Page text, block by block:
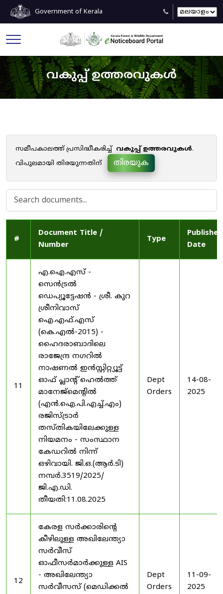
Government of Kerala
വകുപ്പ് ഉത്തരവുകൾ
സമീപകാലത്ത് പ്രസിദ്ധീകരിച്ച് വകുപ്പ് ഉത്തരവുകൾ.
വിപുലമായി തിരയുന്നതിന്
തിരയുക
#
Document Title /
Number
Type
Published
Date
11
എ.ഐ.എസ് -
സെൻട്രൽ
ഡെപ്യൂട്ടേഷൻ - ശ്രീ. കുറ
ശ്രീനിവാസ്
ഐ.എഫ്.എസ്
(കെ.എൽ-2015) -
ഹൈദരാബാദിലെ
രാജേന്ദ്ര നഗറിൽ
നാഷണൽ ഇൻസ്റ്റിറ്റ്യൂട്ട്
ഓഫ് പ്ലാന്റ് ഹെൽത്ത്
മാനേജ്‌മെന്റിൽ
(എൻ.ഐ.പി.എച്ച്.എം)
രജിസ്ട്രാർ
തസ്തികയിലേക്കുള്ള
നിയമനം - സംസ്ഥാന
കേഡറിൽ നിന്ന്
ഒഴിവായി. ജി.ഒ.(ആർ.ടി)
നമ്പർ.3519/2025/
ജി.എ.ഡി.
തീയതി:11.08.2025
Dept
Orders
14-08-
2025
12
കേരള സർക്കാരിന്റെ
കീഴിലുള്ള അഖിലേന്ത്യാ
സർവീസ്
ഓഫീസർമാർക്കുള്ള AIS
- അഖിലേന്ത്യാ
സർവീസസ് (മെഡിക്കൽ
Dept
Orders
11-09-
2025